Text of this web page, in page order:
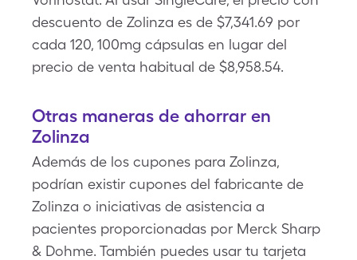
descuento de Zolinza es de $7,341.69 por
cada 120, 100mg cápsulas en lugar del
precio de venta habitual de $8,958.54.
Otras maneras de ahorrar en
Zolinza
Además de los cupones para Zolinza,
podrían existir cupones del fabricante de
Zolinza o iniciativas de asistencia a
pacientes proporcionadas por Merck Sharp
& Dohme. También puedes usar tu tarjeta